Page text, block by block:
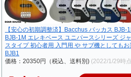
【安心の初期調整済】Bacchus バッカス BJB-
BJB-1M エレキベース ユニバースシリーズ ジ
スタイプ 初心者用 入門用 や サブ機としてもお
BJB1
価格：20350円（税込、送料別) (2022/1/29時